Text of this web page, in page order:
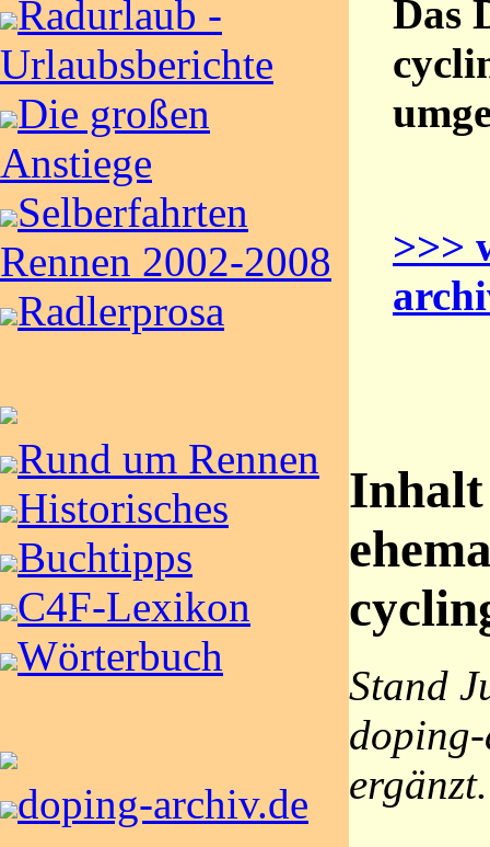
Radurlaub -
Urlaubsberichte
Die großen
Anstiege
Selberfahrten
Rennen 2002-2008
Radlerprosa
Rund um Rennen
Historisches
Buchtipps
C4F-Lexikon
Wörterbuch
doping-archiv.de
Das
>>>
Stand
ergänzt.